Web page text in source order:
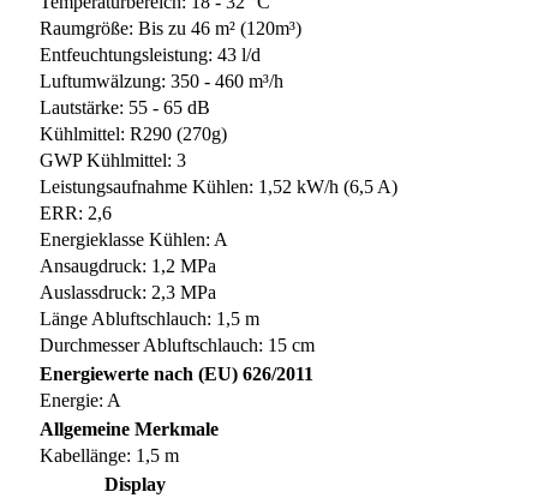
Raumgröße: Bis zu 46 m² (120m³)
Entfeuchtungsleistung: 43 l/d
Luftumwälzung: 350 - 460 m³/h
Lautstärke: 55 - 65 dB
Kühlmittel: R290 (270g)
GWP Kühlmittel: 3
Leistungsaufnahme Kühlen: 1,52 kW/h (6,5 A)
ERR: 2,6
Energieklasse Kühlen: A
Ansaugdruck: 1,2 MPa
Auslassdruck: 2,3 MPa
Länge Abluftschlauch: 1,5 m
Durchmesser Abluftschlauch: 15 cm
Energiewerte nach (EU) 626/2011
Energie: A
Allgemeine Merkmale
Kabellänge: 1,5 m
Display